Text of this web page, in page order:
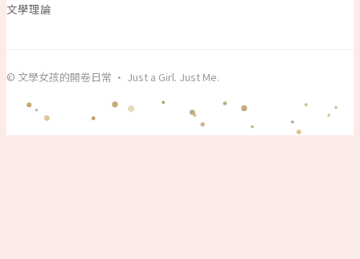
文學理論
© 文學女孩的開卷日常 · Just a Girl. Just Me.